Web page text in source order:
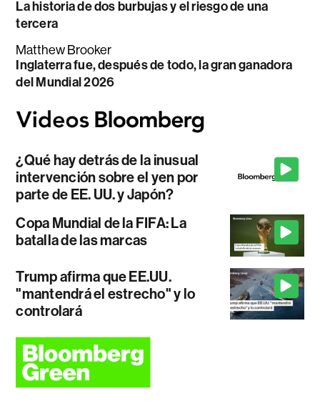
La historia de dos burbujas y el riesgo de una
tercera
Matthew Brooker
Inglaterra fue, después de todo, la gran ganadora
del Mundial 2026
¿Qué hay detrás de la inusual
intervención sobre el yen por
parte de EE. UU. y Japón?
Copa Mundial de la FIFA: La
batalla de las marcas
Trump afirma que EE.UU.
"mantendrá el estrecho" y lo
controlará